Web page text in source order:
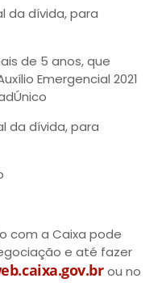
da dívida, para
de 5 anos, que
Emergencial 2021
da dívida, para
com a Caixa pode
e até fazer
ou no